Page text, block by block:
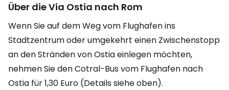
Über die Via Ostia nach Rom
Wenn Sie auf dem Weg vom Flughafen ins
Stadtzentrum oder umgekehrt einen Zwischenstopp
an den Stränden von Ostia einlegen möchten,
nehmen Sie den Cotral-Bus vom Flughafen nach
Ostia für 1,30 Euro (Details siehe oben).